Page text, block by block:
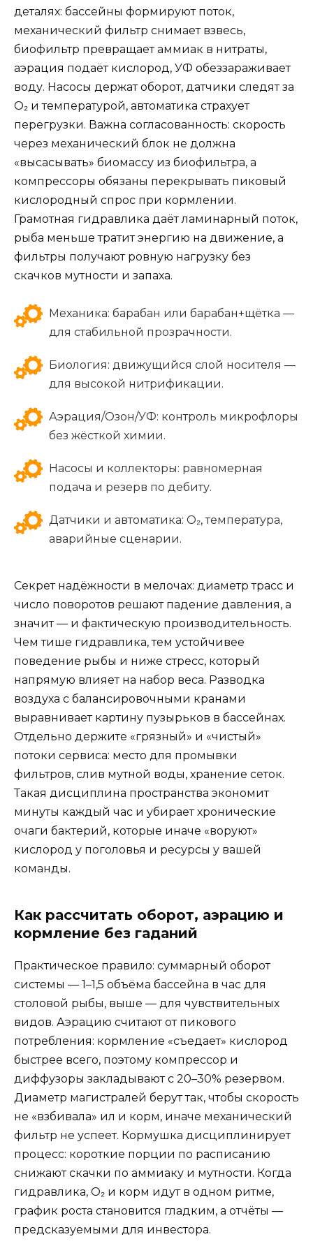
деталях: бассейны формируют поток,
механический фильтр снимает взвесь,
биофильтр превращает аммиак в нитраты,
аэрация подаёт кислород, УФ обеззараживает
воду. Насосы держат оборот, датчики следят за
О₂ и температурой, автоматика страхует
перегрузки. Важна согласованность: скорость
через механический блок не должна
«высасывать» биомассу из биофильтра, а
компрессоры обязаны перекрывать пиковый
кислородный спрос при кормлении.
Грамотная гидравлика даёт ламинарный поток,
рыба меньше тратит энергию на движение, а
фильтры получают ровную нагрузку без
скачков мутности и запаха.
Механика: барабан или барабан+щётка —
для стабильной прозрачности.
Биология: движущийся слой носителя —
для высокой нитрификации.
Аэрация/Озон/УФ: контроль микрофлоры
без жёсткой химии.
Насосы и коллекторы: равномерная
подача и резерв по дебиту.
Датчики и автоматика: О₂, температура,
аварийные сценарии.
Секрет надёжности в мелочах: диаметр трасс и
число поворотов решают падение давления, а
значит — и фактическую производительность.
Чем тише гидравлика, тем устойчивее
поведение рыбы и ниже стресс, который
напрямую влияет на набор веса. Разводка
воздуха с балансировочными кранами
выравнивает картину пузырьков в бассейнах.
Отдельно держите «грязный» и «чистый»
потоки сервиса: место для промывки
фильтров, слив мутной воды, хранение сеток.
Такая дисциплина пространства экономит
минуты каждый час и убирает хронические
очаги бактерий, которые иначе «воруют»
кислород у поголовья и ресурсы у вашей
команды.
Как рассчитать оборот, аэрацию и
кормление без гаданий
Практическое правило: суммарный оборот
системы — 1–1,5 объёма бассейна в час для
столовой рыбы, выше — для чувствительных
видов. Аэрацию считают от пикового
потребления: кормление «съедает» кислород
быстрее всего, поэтому компрессор и
диффузоры закладывают с 20–30% резервом.
Диаметр магистралей берут так, чтобы скорость
не «взбивала» ил и корм, иначе механический
фильтр не успеет. Кормушка дисциплинирует
процесс: короткие порции по расписанию
снижают скачки по аммиаку и мутности. Когда
гидравлика, О₂ и корм идут в одном ритме,
график роста становится гладким, а отчёты —
предсказуемыми для инвестора.